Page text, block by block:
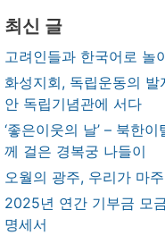
최신 글
고려인들과 한국어로 놀
화성지회, 독립운동의 발
안 독립기념관에 서다
‘좋은이웃의 날’ – 북한
께 걸은 경복궁 나들이
오월의 광주, 우리가 마
2025년 연간 기부금 모
명세서